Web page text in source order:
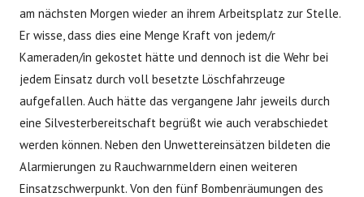
am nächsten Morgen wieder an ihrem Arbeitsplatz zur Stelle.
Er wisse, dass dies eine Menge Kraft von jedem/r
Kameraden/in gekostet hätte und dennoch ist die Wehr bei
jedem Einsatz durch voll besetzte Löschfahrzeuge
aufgefallen. Auch hätte das vergangene Jahr jeweils durch
eine Silvesterbereitschaft begrüßt wie auch verabschiedet
werden können. Neben den Unwettereinsätzen bildeten die
Alarmierungen zu Rauchwarnmeldern einen weiteren
Einsatzschwerpunkt. Von den fünf Bombenräumungen des